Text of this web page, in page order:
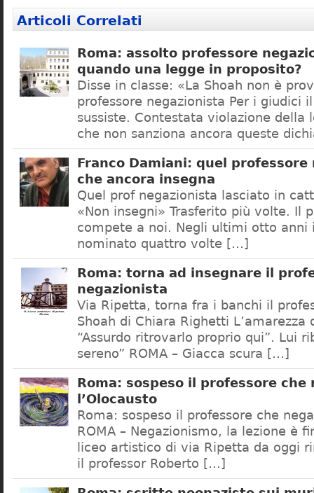
Articoli Correlati
Roma: assolto professore
quando una legge in proposito?
Disse in classe: «La Shoah non è
professore negazionista Per i giudici
sussiste. Contestata violazione della
che non sanziona ancora queste
Franco Damiani: quel professore
che ancora insegna
Quel prof negazionista lasciato in
«Non insegni» Trasferito più volte. Il
compete a noi. Negli ultimi otto anni
nominato quattro volte […]
Roma: torna ad insegnare il
negazionista
Via Ripetta, torna fra i banchi il
Shoah di Chiara Righetti L’amarezza
“Assurdo ritrovarlo proprio qui”. Lui
sereno” ROMA – Giacca scura […]
Roma: sospeso il professore che
l’Olocausto
Roma: sospeso il professore che
ROMA – Negazionismo, la lezione è
liceo artistico di via Ripetta da oggi
il professor Roberto […]